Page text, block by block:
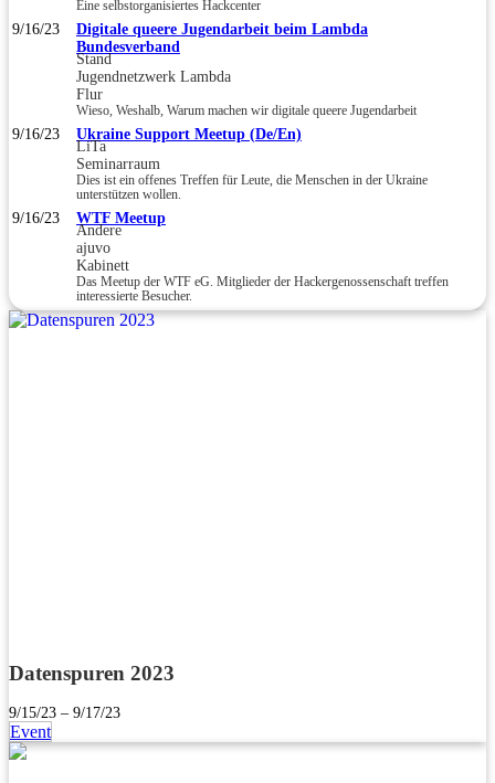
Eine selbstorganisiertes Hackcenter
9/16/23
Digitale queere Jugendarbeit beim Lambda
Bundesverband
Stand
Jugendnetzwerk Lambda
Flur
Wieso, Weshalb, Warum machen wir digitale queere Jugendarbeit
9/16/23 Ukraine Support Meetup (De/En)
LiTa
Seminarraum
Dies ist ein offenes Treffen für Leute, die Menschen in der Ukraine
unterstützen wollen.
9/16/23 WTF Meetup
Andere
ajuvo
Kabinett
Das Meetup der WTF eG. Mitglieder der Hackergenossenschaft treffen
interessierte Besucher.
Datenspuren 2023
9/15/23 – 9/17/23
Event